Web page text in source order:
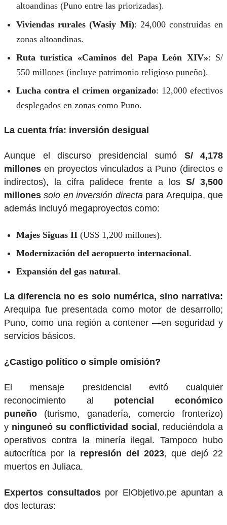
altoandinas (Puno entre las priorizadas).
Viviendas rurales (Wasiy Mi): 24,000 construidas en
zonas altoandinas.
Ruta turística «Caminos del Papa León XIV»: S/
550 millones (incluye patrimonio religioso puneño).
Lucha contra el crimen organizado: 12,000 efectivos
desplegados en zonas como Puno.
La cuenta fría: inversión desigual
Aunque el discurso presidencial sumó S/ 4,178
millones en proyectos vinculados a Puno (directos e
indirectos), la cifra palidece frente a los S/ 3,500
millones solo en inversión directapara Arequipa, que
además incluyó megaproyectos como:
Majes Siguas II (US$ 1,200 millones).
Modernización del aeropuerto internacional.
Expansión del gas natural.
La diferencia no es solo numérica, sino narrativa:
Arequipa fue presentada como motor de desarrollo;
Puno, como una región a contener —en seguridad y
servicios básicos.
¿Castigo político o simple omisión?
El mensaje presidencial evitó cualquier
reconocimiento al potencial económico
puneño (turismo, ganadería, comercio fronterizo)
y ninguneó su conflictividad social , reduciéndola a
operativos contra la minería ilegal. Tampoco hubo
autocrítica por la represión del 2023, que dejó 22
muertos en Juliaca.
Expertos consultados por ElObjetivo.pe apuntan a
dos lecturas: